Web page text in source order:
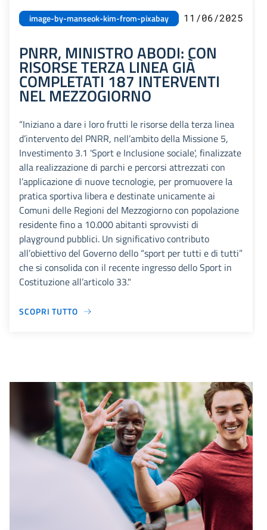
image-by-manseok-kim-from-pixabay 11/06/2025
PNRR, MINISTRO ABODI: CON
RISORSE TERZA LINEA GIÀ
COMPLETATI 187 INTERVENTI
NEL MEZZOGIORNO
“Iniziano a dare i loro frutti le risorse della terza linea
d’intervento del PNRR, nell’ambito della Missione 5,
Investimento 3.1 'Sport e Inclusione sociale', finalizzate
alla realizzazione di parchi e percorsi attrezzati con
l’applicazione di nuove tecnologie, per promuovere la
pratica sportiva libera e destinate unicamente ai
Comuni delle Regioni del Mezzogiorno con popolazione
residente fino a 10.000 abitanti sprovvisti di
playground pubblici. Un significativo contributo
all’obiettivo del Governo dello “sport per tutti e di tutti”
che si consolida con il recente ingresso dello Sport in
Costituzione all’articolo 33."
SCOPRI TUTTO